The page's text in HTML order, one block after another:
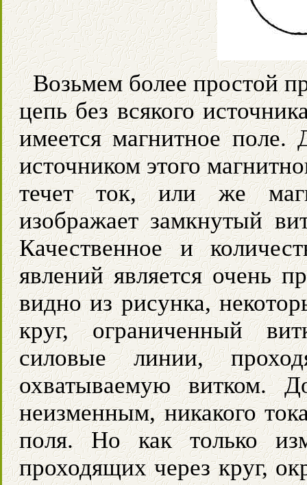
Возьмем более простой
цепь без всякого
имеется магнитное поле.
источником этого
течет ток, или же
изображает замкнутый
Качественное и
явлений является очень
видно из рисунка,
круг, ограниченный
силовые линии,
охватываемую витком.
неизменным, никакого
поля. Но как только
проходящих через круг,